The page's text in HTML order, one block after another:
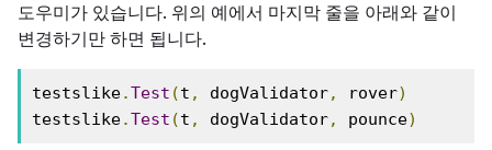
도우미가 있습니다. 위의 예에서 마지막 줄을 아래와 같이
변경하기만 하면 됩니다.
testslike.Test (t , dogValidator, rover)
testslike.Test (t , dogValidator, pounce)